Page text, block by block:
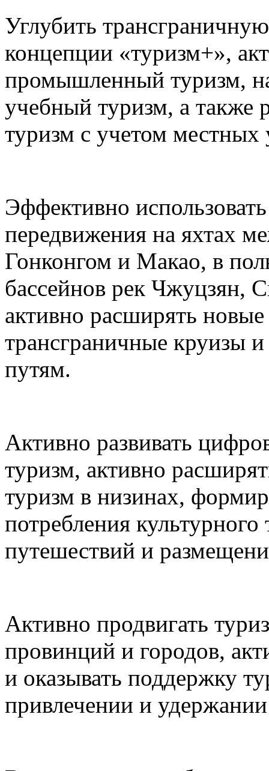
Углубить
концепции «туризм+»,
промышленный туризм,
учебный туризм, а также
туризм с учетом местных
Эффективно
передвижения на яхтах
Гонконгом и Макао, в
бассейнов рек Чжуцзян,
активно расширять
трансграничные круизы
путям.
Активно развивать
туризм, активно
туризм в низинах,
потребления
путешествий и
Активно продвигать
провинций и городов,
и оказывать поддержку
привлечении и